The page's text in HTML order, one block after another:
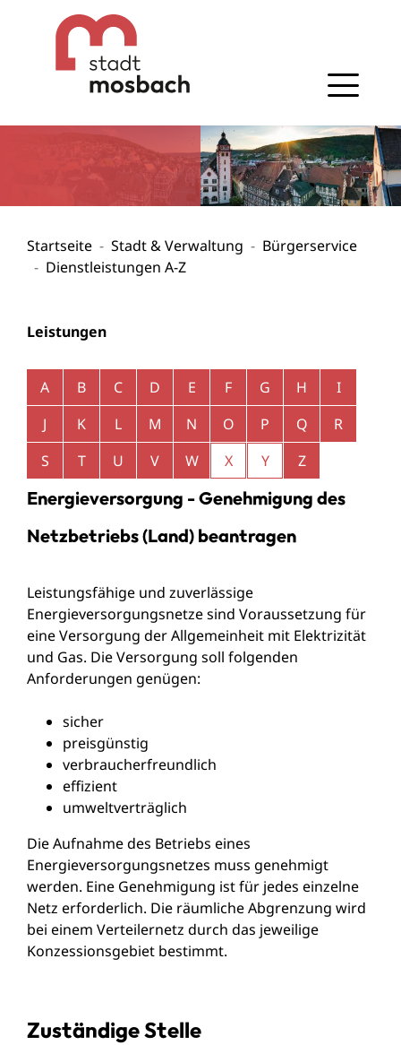
Gehe zum Navigationsbereich
Gehe zum Inhalt
Startseite Stadt & Verwaltung
Bürgerservice
Dienstleistungen A-Z
Leistungen
Alphabetisches Register überspringen
A B C D E F G H
I
J
K L M N O P Q
R
S
T U V W X Y Z
Energieversorgung - Genehmigung des
Netzbetriebs (Land) beantragen
Leistungsfähige und zuverlässige
Energieversorgungsnetze sind Voraussetzung für
eine Versorgung der Allgemeinheit mit Elektrizität
und Gas. Die Versorgung soll folgenden
Anforderungen genügen:
sicher
preisgünstig
verbraucherfreundlich
effizient
umweltverträglich
Die Aufnahme des Betriebs eines
Energieversorgungsnetzes muss genehmigt
werden. Eine Genehmigung ist für jedes einzelne
Netz erforderlich. Die räumliche Abgrenzung wird
bei einem Verteilernetz durch das jeweilige
Konzessionsgebiet bestimmt.
Zuständige Stelle